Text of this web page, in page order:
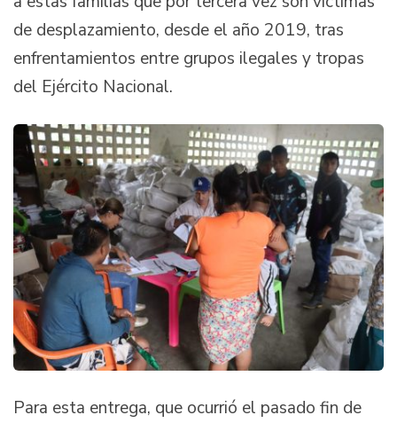
de desplazamiento, desde el año 2019, tras
enfrentamientos entre grupos ilegales y tropas
del Ejército Nacional.
Para esta entrega, que ocurrió el pasado fin de